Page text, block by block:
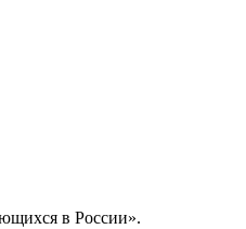
в России».